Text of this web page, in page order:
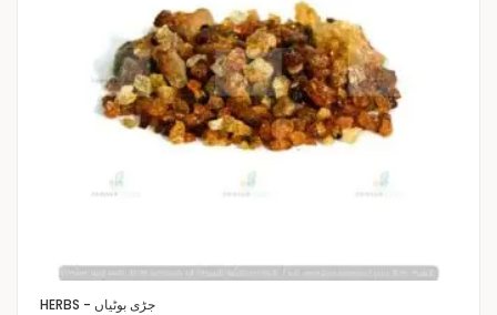
HERBS - جڑی بوٹیاں